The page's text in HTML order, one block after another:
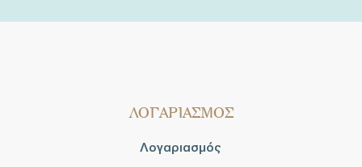
ΛΟΓΑΡΙΑΣΜΟΣ
Λογαριασμός